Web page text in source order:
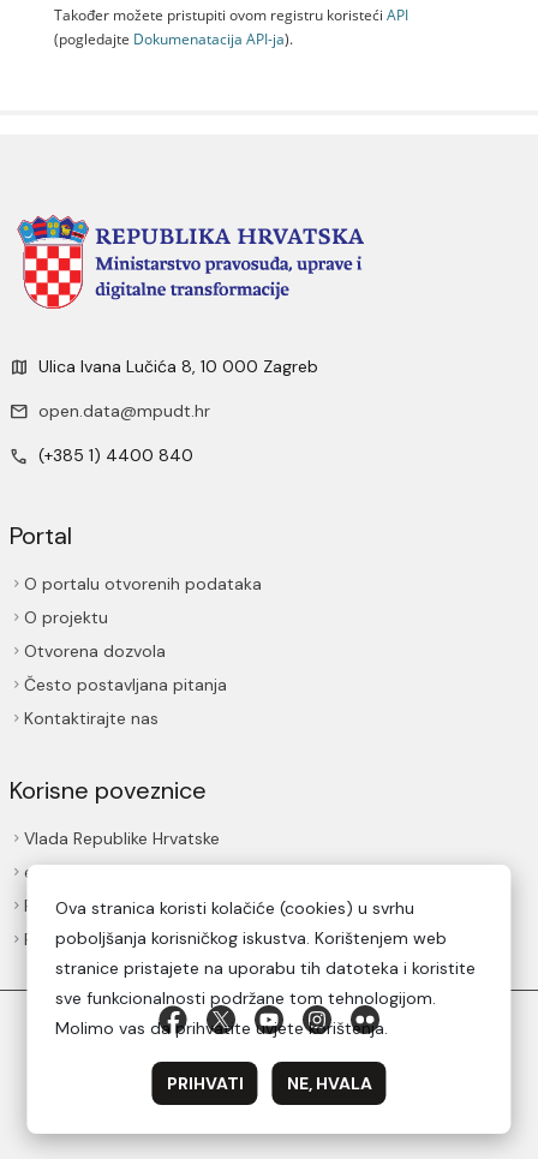
Također možete pristupiti ovom registru koristeći API
(pogledajte Dokumenаtаcijа API-jа).